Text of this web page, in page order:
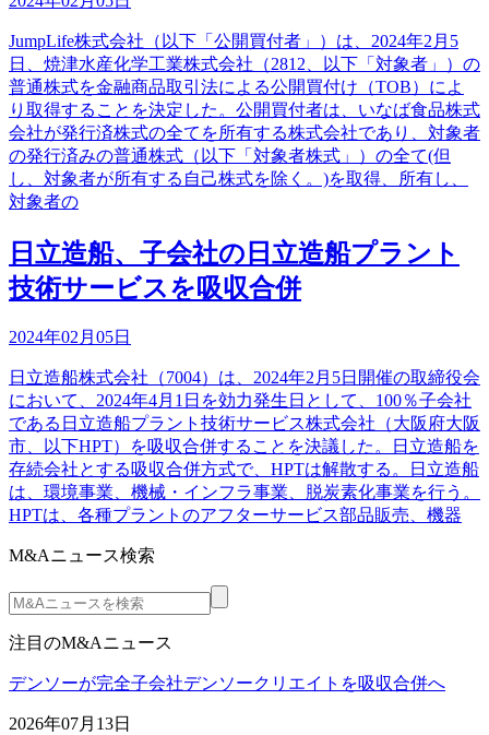
JumpLife株式会社（以下「公開買付者」）は、2024年2月5
日、焼津水産化学工業株式会社（2812、以下「対象者」）の
普通株式を金融商品取引法による公開買付け（TOB）によ
り取得することを決定した。公開買付者は、いなば食品株式
会社が発行済株式の全てを所有する株式会社であり、対象者
の発行済みの普通株式（以下「対象者株式」）の全て(但
し、対象者が所有する自己株式を除く。)を取得、所有し、
対象者の
日立造船、子会社の日立造船プラント
技術サービスを吸収合併
2024年02月05日
日立造船株式会社（7004）は、2024年2月5日開催の取締役会
において、2024年4月1日を効力発生日として、100％子会社
である日立造船プラント技術サービス株式会社（大阪府大阪
市、以下HPT）を吸収合併することを決議した。日立造船を
存続会社とする吸収合併方式で、HPTは解散する。日立造船
は、環境事業、機械・インフラ事業、脱炭素化事業を行う。
HPTは、各種プラントのアフターサービス部品販売、機器
M&Aニュース検索
注目のM&Aニュース
デンソーが完全子会社デンソークリエイトを吸収合併へ
2026年07月13日